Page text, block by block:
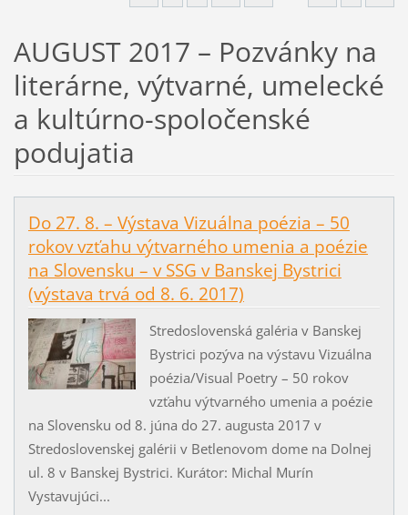
AUGUST 2017 – Pozvánky na
literárne, výtvarné, umelecké
a kultúrno-spoločenské
podujatia
Do 27. 8. – Výstava Vizuálna poézia – 50
rokov vzťahu výtvarného umenia a poézie
na Slovensku – v SSG v Banskej Bystrici
(výstava trvá od 8. 6. 2017)
Stredoslovenská galéria v Banskej
Bystrici pozýva na výstavu Vizuálna
poézia/Visual Poetry – 50 rokov
vzťahu výtvarného umenia a poézie
na Slovensku od 8. júna do 27. augusta 2017 v
Stredoslovenskej galérii v Betlenovom dome na Dolnej
ul. 8 v Banskej Bystrici. Kurátor: Michal Murín
Vystavujúci...